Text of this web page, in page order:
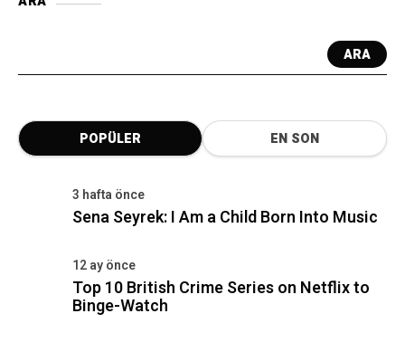
ARA
POPÜLER EN SON
3 hafta önce
Sena Seyrek: I Am a Child Born Into Music
12 ay önce
Top 10 British Crime Series on Netflix to
Binge-Watch